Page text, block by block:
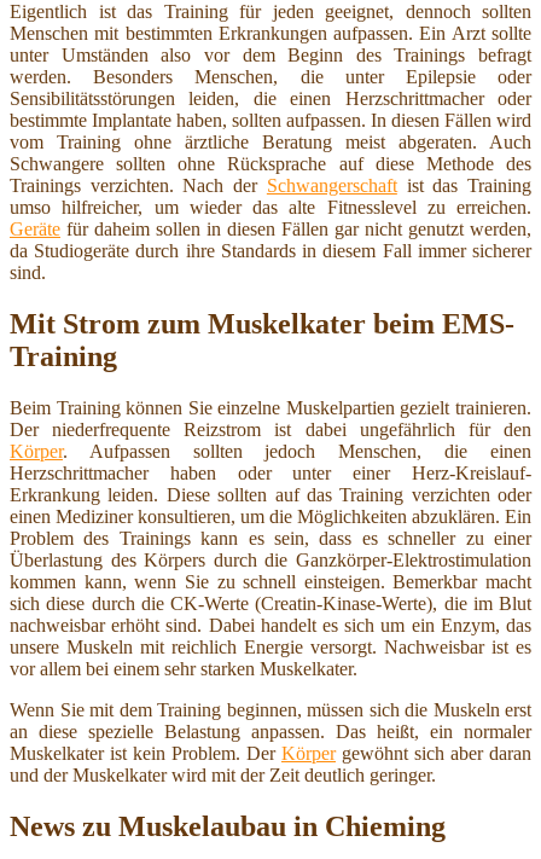
Eigentlich ist das Training für jeden geeignet, dennoch sollten
Menschen mit bestimmten Erkrankungen aufpassen. Ein Arzt sollte
unter Umständen also vor dem Beginn des Trainings befragt
werden. Besonders Menschen, die unter Epilepsie oder
Sensibilitätsstörungen leiden, die einen Herzschrittmacher oder
bestimmte Implantate haben, sollten aufpassen. In diesen Fällen wird
vom Training ohne ärztliche Beratung meist abgeraten. Auch
Schwangere sollten ohne Rücksprache auf diese Methode des
Trainings verzichten. Nach der Schwangerschaftist das Training
umso hilfreicher, um wieder das alte Fitnesslevel zu erreichen.
Geräte für daheim sollen in diesen Fällen gar nicht genutzt werden,
da Studiogeräte durch ihre Standards in diesem Fall immer sicherer
sind.
Mit Strom zum Muskelkater beim EMS-
Training
Beim Training können Sie einzelne Muskelpartien gezielt trainieren.
Der niederfrequente Reizstrom ist dabei ungefährlich für den
Körper. Aufpassen sollten jedoch Menschen, die einen
Herzschrittmacher haben oder unter einer Herz-Kreislauf-
Erkrankung leiden. Diese sollten auf das Training verzichten oder
einen Mediziner konsultieren, um die Möglichkeiten abzuklären. Ein
Problem des Trainings kann es sein, dass es schneller zu einer
Überlastung des Körpers durch die Ganzkörper-Elektrostimulation
kommen kann, wenn Sie zu schnell einsteigen. Bemerkbar macht
sich diese durch die CK-Werte (Creatin-Kinase-Werte), die im Blut
nachweisbar erhöht sind. Dabei handelt es sich um ein Enzym, das
unsere Muskeln mit reichlich Energie versorgt. Nachweisbar ist es
vor allem bei einem sehr starken Muskelkater.
Wenn Sie mit dem Training beginnen, müssen sich die Muskeln erst
an diese spezielle Belastung anpassen. Das heißt, ein normaler
Muskelkater ist kein Problem. Der Körpergewöhnt sich aber daran
und der Muskelkater wird mit der Zeit deutlich geringer.
News zu Muskelaubau in Chieming